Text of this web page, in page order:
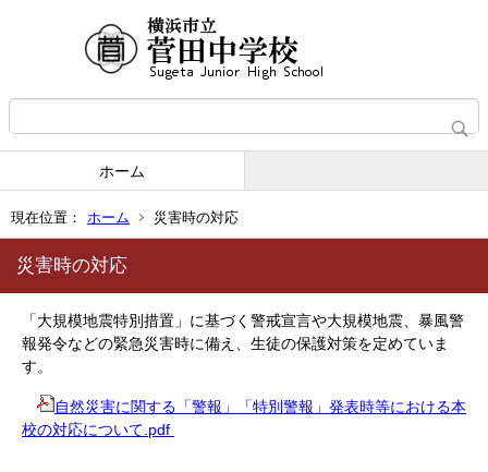
ホーム
現在位置： ホーム 災害時の対応
災害時の対応
「大規模地震特別措置」に基づく警戒宣言や大規模地震、暴風警
報発令などの緊急災害時に備え、生徒の保護対策を定めていま
す。
自然災害に関する「警報」「特別警報」発表時等における本
校の対応について.pdf